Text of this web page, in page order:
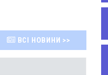
ВСІ НОВИНИ >>